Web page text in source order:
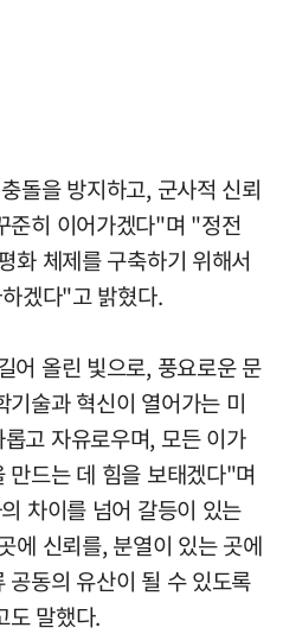
돌을 방지하고, 군사적 신뢰
준히 이어가겠다"며 "정전
화 체제를 구축하기 위해서
겠다"고 밝혔다.
어 올린 빛으로, 풍요로운 문
술과 혁신이 열어가는 미
고 자유로우며, 모든 이가
만드는 데 힘을 보태겠다"며
차이를 넘어 갈등이 있는
에 신뢰를, 분열이 있는 곳에
공동의 유산이 될 수 있도록
도 말했다.